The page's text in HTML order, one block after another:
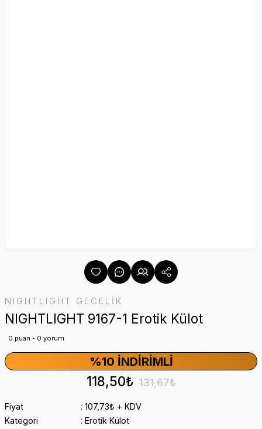
NIGHTLIGHT GECELİK
NIGHTLIGHT 9167-1 Erotik Külot
0 puan - 0 yorum
%10 İNDIRIMLI
118,50₺ 131,67₺
Fiyat
107,73₺ + KDV
Kategori
Erotik Külot